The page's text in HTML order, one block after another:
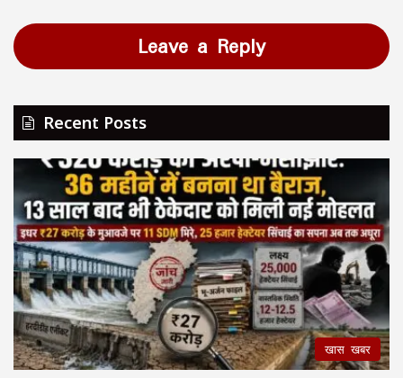
Leave a Reply
Recent Posts
खास खबर